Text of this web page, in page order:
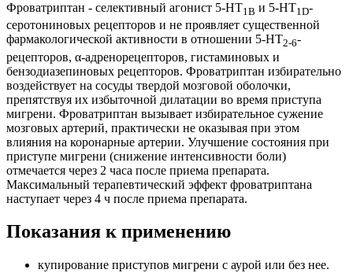
Фроватриптан - селективный агонист 5-НТ1В и 5-НТ1D-
серотониновых рецепторов и не проявляет существенной
фармакологической активности в отношении 5-НТ2-6-
рецепторов, α-адренорецепторов, гистаминовых и
бензодиазепиновых рецепторов. Фроватриптан избирательно
воздействует на сосуды твердой мозговой оболочки,
препятствуя их избыточной дилатации во время приступа
мигрени. Фроватриптан вызывает избирательное сужение
мозговых артерий, практически не оказывая при этом
влияния на коронарные артерии. Улучшение состояния при
приступе мигрени (снижение интенсивности боли)
отмечается через 2 часа после приема препарата.
Максимальный терапевтический эффект фроватриптана
наступает через 4 ч после приема препарата.
Показания к применению
купирование приступов мигрени с аурой или без нее.